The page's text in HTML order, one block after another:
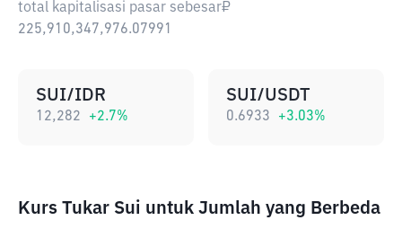
total kapitalisasi pasar sebesar₽
225,910,347,976.07991
SUI/IDR
12,282 +2.7%
SUI/USDT
0.6933 +3.03%
Kurs Tukar Sui untuk Jumlah yang Berbeda